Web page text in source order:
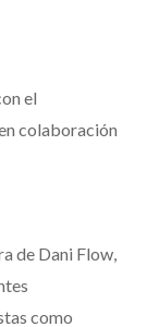
el
colaboración
de Dani Flow,
como